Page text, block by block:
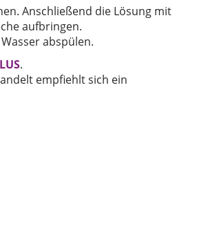
Anschließend die Lösung mit
aufbringen.
abspülen.
.
empfiehlt sich ein